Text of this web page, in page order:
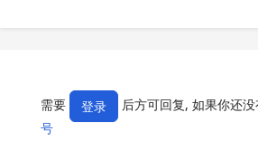
需要 登录 后方可回复, 如果你还
号